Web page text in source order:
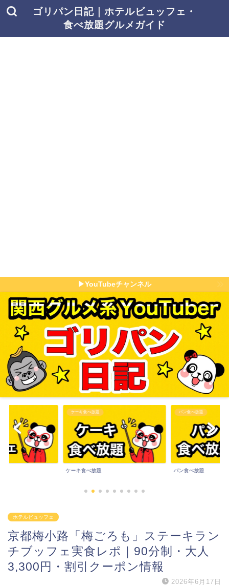
ゴリパン日記｜ホテルビュッフェ・
食べ放題グルメガイド
▶YouTubeチャンネル
パン食べ放題
パン食べ放題
その他食べ放題
その他食べ放題
ホテルビュッフェ
京都梅小路「梅ごろも」ステーキラン
チブッフェ実食レポ｜90分制・大人
3,300円・割引クーポン情報
2026年6月17日